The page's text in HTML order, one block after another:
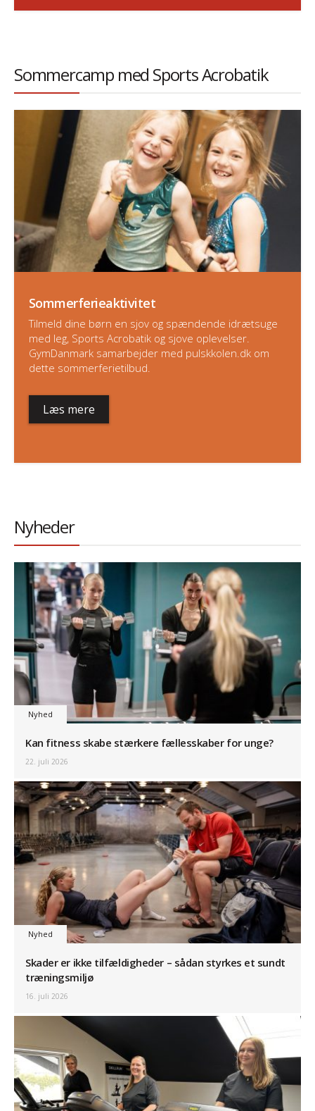
Sommercamp med Sports Acrobatik
Sommerferieaktivitet
Tilmeld dine børn en sjov og spændende idrætsuge
med leg, Sports Acrobatik og sjove oplevelser.
GymDanmark samarbejder med pulskkolen.dk om
dette sommerferietilbud.
Læs mere
Nyheder
Nyhed
Kan fitness skabe stærkere fællesskaber for unge?
22. juli 2026
Nyhed
Skader er ikke tilfældigheder – sådan styrkes et sundt
træningsmiljø
16. juli 2026